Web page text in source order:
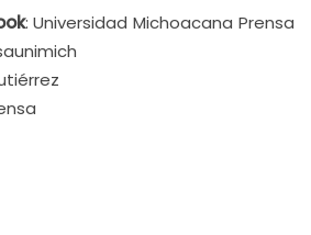
: Universidad Michoacana Prensa